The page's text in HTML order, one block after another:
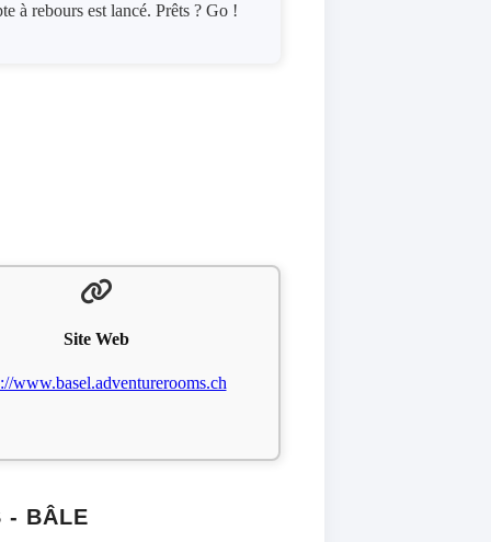
à rebours est lancé. Prêts ? Go !
Site Web
www.basel.adventurerooms.ch
- BÂLE